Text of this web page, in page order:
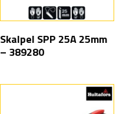
Skalpel SPP 25A 25mm
– 389280